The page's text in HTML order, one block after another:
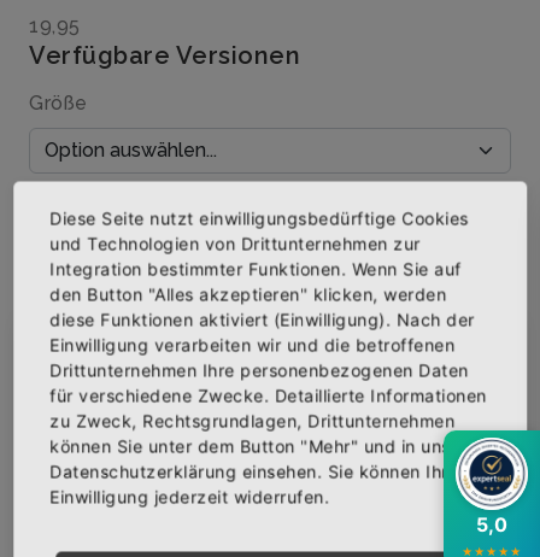
19,95
Verfügbare Versionen
Größe
Menge
IN DEN WARENKORB
AUF DIE WUNSCHLISTE
BESCHREIBUNG
Abonniere jetzt unseren Newsletter
Bekomme die aktuellsten News über neue
Produkte und zudem einen 10% Gutschein für
deine nächste Bestellung.
5,0
★★★★★
Diese Seite nutzt einwilligungsbedürftige Cookies
und Technologien von Drittunternehmen zur
Integration bestimmter Funktionen. Wenn Sie auf
den Button "Alles akzeptieren" klicken, werden
diese Funktionen aktiviert (Einwilligung). Nach der
Einwilligung verarbeiten wir und die betroffenen
Drittunternehmen Ihre personenbezogenen Daten
für verschiedene Zwecke. Detaillierte Informationen
zu Zweck, Rechtsgrundlagen, Drittunternehmen
können Sie unter dem Button "Mehr" und in unserer
Datenschutzerklärung einsehen. Sie können Ihre
Einwilligung jederzeit widerrufen.